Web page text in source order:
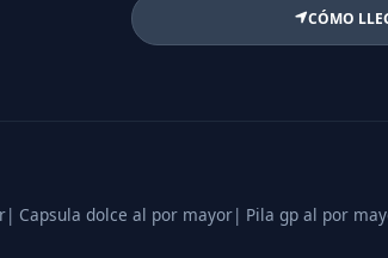
CÓMO
| Capsula dolce al por mayor| Pila gp al por